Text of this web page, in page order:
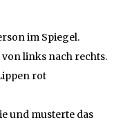
im Spiegel.
links nach rechts.
rot
und musterte das